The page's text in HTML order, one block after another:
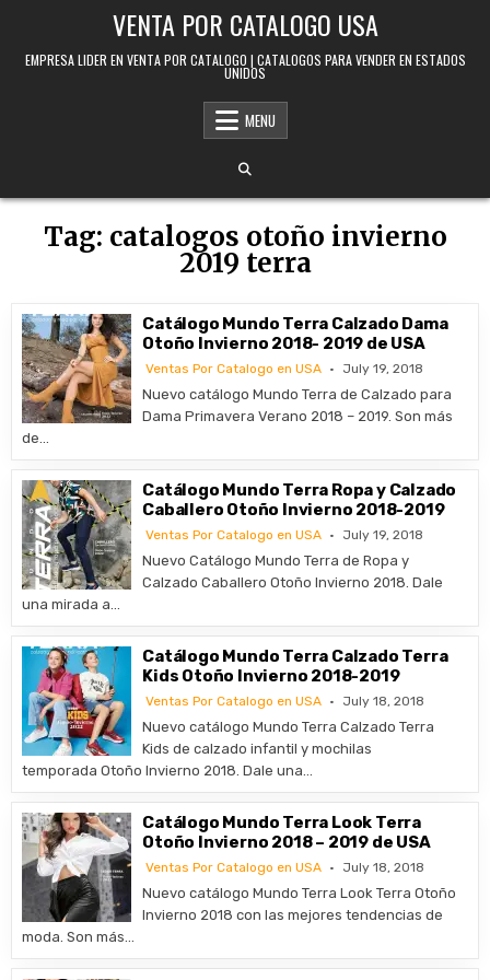
VENTA POR CATALOGO USA
EMPRESA LIDER EN VENTA POR CATALOGO | CATALOGOS PARA VENDER EN ESTADOS
UNIDOS
MENU
Tag: catalogos otoño invierno
2019 terra
Catálogo Mundo Terra Calzado Dama
Otoño Invierno 2018- 2019 de USA
Ventas Por Catalogo en USA July 19, 2018
Nuevo catálogo Mundo Terra de Calzado para
Dama Primavera Verano 2018 – 2019. Son más
de…
Catálogo Mundo Terra Ropa y Calzado
Caballero Otoño Invierno 2018-2019
Ventas Por Catalogo en USA July 19, 2018
Nuevo Catálogo Mundo Terra de Ropa y
Calzado Caballero Otoño Invierno 2018. Dale
una mirada a…
Catálogo Mundo Terra Calzado Terra
Kids Otoño Invierno 2018-2019
Ventas Por Catalogo en USA July 18, 2018
Nuevo catálogo Mundo Terra Calzado Terra
Kids de calzado infantil y mochilas
temporada Otoño Invierno 2018. Dale una…
Catálogo Mundo Terra Look Terra
Otoño Invierno 2018 – 2019 de USA
Ventas Por Catalogo en USA July 18, 2018
Nuevo catálogo Mundo Terra Look Terra Otoño
Invierno 2018 con las mejores tendencias de
moda. Son más…